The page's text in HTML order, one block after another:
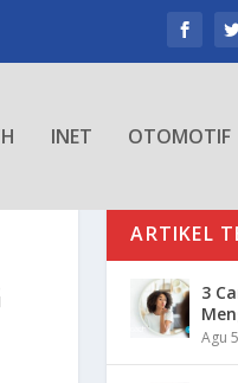
INET OTOMOTIF
ARTIKEL
3
Agu